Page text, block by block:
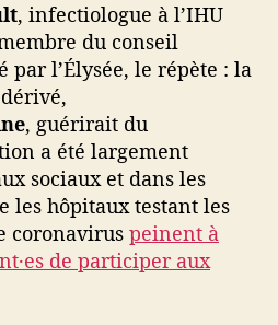
, infectiologue à l’IHU
du conseil
l’Élysée, le répète : la
, guérirait du
a été largement
sociaux et dans les
les hôpitaux testant les
coronavirus peinent à
de participer aux